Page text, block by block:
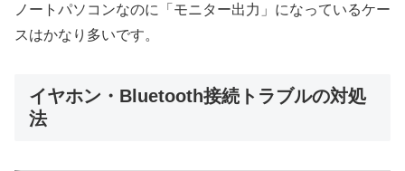
ノートパソコンなのに「モニター出力」になっているケー
スはかなり多いです。
イヤホン・Bluetooth接続トラブルの対処
法